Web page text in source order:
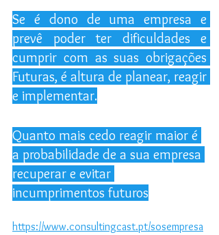
Se é dono de uma empresa e
prevê poder ter dificuldades e
cumprir com as suas obrigações
Futuras, é altura de planear, reagir
e implementar.
Quanto mais cedo reagir maior é
a probabilidade de a sua empresa
recuperar e evitar
incumprimentos futuros
https://www.consultingcast.pt/sosempresa